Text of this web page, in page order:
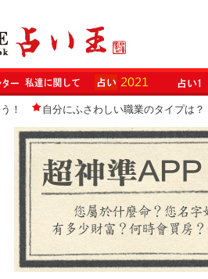
！ 自分にふさわしい職業のタイプは？